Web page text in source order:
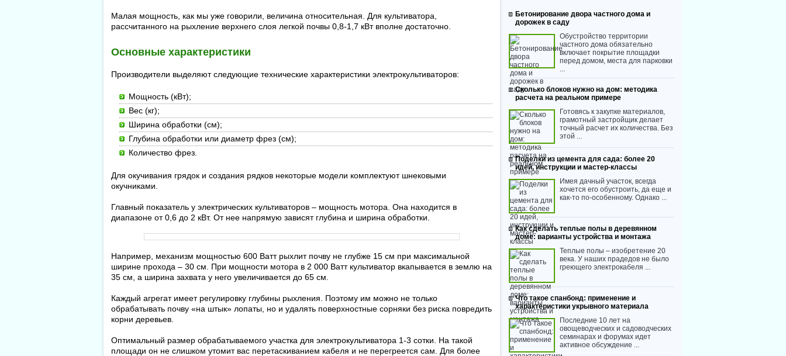
Малая мощность, как мы уже говорили, величина относительная. Для культиватора,
рассчитанного на рыхление верхнего слоя легкой почвы 0,8-1,7 кВт вполне достаточно.
Основные характеристики
Производители выделяют следующие технические характеристики электрокультиваторов:
Мощность (кВт);
Вес (кг);
Ширина обработки (см);
Глубина обработки или диаметр фрез (см);
Количество фрез.
Для окучивания грядок и создания рядков некоторые модели комплектуют шнековыми
окучниками.
Главный показатель у электрических культиваторов – мощность мотора. Она находится в
диапазоне от 0,6 до 2 кВт. От нее напрямую зависят глубина и ширина обработки.
Например, механизм мощностью 600 Ватт рыхлит почву не глубже 15 см при максимальной
ширине прохода – 30 см. При мощности мотора в 2 000 Ватт культиватор вкапывается в землю на
35 см, а ширина захвата у него увеличивается до 65 см.
Каждый агрегат имеет регулировку глубины рыхления. Поэтому им можно не только
обрабатывать почву «на штык» лопаты, но и удалять поверхностные сорняки без риска повредить
корни деревьев.
Оптимальный размер обрабатываемого участка для электрокультиватора 1-3 сотки. На такой
площади он не слишком утомит вас перетаскиванием кабеля и не перегреется сам. Для более
Бетонирование двора частного дома и
дорожек в саду
Обустройство территории
частного дома обязательно
включает покрытие площадки
перед домом, места для парковки
...
Сколько блоков нужно на дом: методика
расчета на реальном примере
Готовясь к закупке материалов,
грамотный застройщик делает
точный расчет их количества. Без
этой ...
Поделки из цемента для сада: более 20
идей, инструкции и мастер-классы
Имея дачный участок, всегда
хочется его обустроить, да еще и
как-то по-особенному. Однако ...
Как сделать теплые полы в деревянном
доме: варианты устройства и монтажа
Теплые полы – изобретение 20
века. У наших прадедов не было
греющего электрокабеля ...
Что такое спанбонд: применение и
характеристики укрывного материала
Последние 10 лет на
овощеводческих и садоводческих
семинарах и форумах идет
активное обсуждение ...